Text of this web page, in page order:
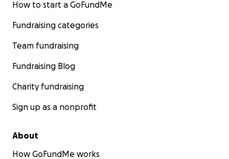
How to start a GoFundMe
Fundraising categories
Team fundraising
Fundraising Blog
Charity fundraising
Sign up as a nonprofit
About
How GoFundMe works